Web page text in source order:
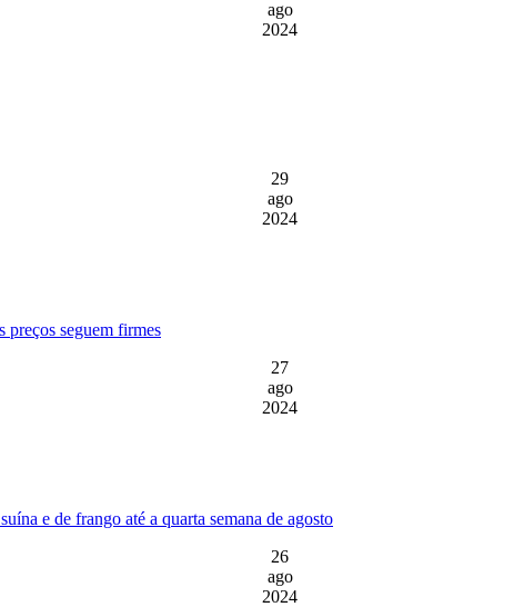
ago
2024
29
ago
2024
seguem firmes
27
ago
2024
e de frango até a quarta semana de agosto
26
ago
2024